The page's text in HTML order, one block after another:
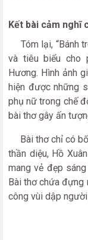
Kết bài cảm nghĩ
Tóm lại, “Bánh
và tiêu biểu cho
Hương. Hình ảnh
hiện được những
phụ nữ trong chế
bài thơ gây ấn
Bài thơ chỉ có
thần diệu, Hồ
mang vẻ đẹp
Bài thơ chứa đựng
công vùi dập